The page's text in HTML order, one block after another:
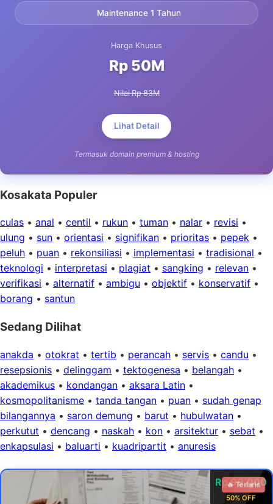
Maintenance 1 Tahun
Harga Khusus
Rp 50M
Nilai Rp 83M
Lihat Detail
Termasuk domain premium & hosting
Kosakata Populer
culas • anal • centil • rukun • tuman • nalar • revisi •
ulung • sun • orientasi • signifikan • prioritas • pepek •
peluh • puan • rekonsiliasi • implementasi • tradisional •
teknologi • interpretasi • plagiat • sangking • relevan •
verifikasi • alternatif • ambigu • objektif • konservatif •
borang • santun
Sedang Dilihat
anakda • otokrat • tertib • perancah • servis • candu •
resepsionis • delinggam • tektogenesa • belangah •
akademikus • kondangan • aksara Latin •
kosmopolitanisme • tanda tangan • puan • sudah genap
bilangannya • saron demung • barut • hubulwatan •
perkutut • dencang • naskah • kon • arsitektur • sebat •
enkapsulasi • baluarti • kuadripartit • anuresis
Rp 99.000
50% OFF
🔥 Terlaris